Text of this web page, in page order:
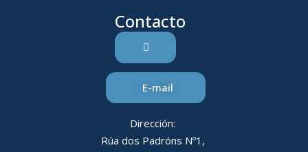
Contacto
E-mail
Dirección:
Rúa dos Padróns Nº1,